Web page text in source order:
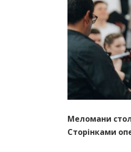
Меломани
Сторінками